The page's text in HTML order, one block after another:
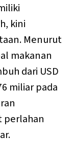
kini
Menurut
makanan
dari USD
miliar pada
perlahan